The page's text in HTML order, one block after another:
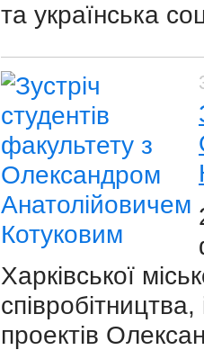
та українська
Харківської
проектів